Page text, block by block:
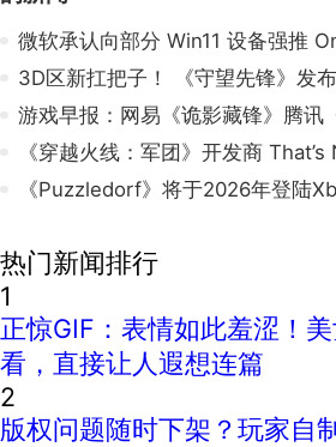
热门新闻排行
1
正惊GIF：表情如此羞涩！
看，直接让人遐想连篇
2
版权问题随时下架？玩家自